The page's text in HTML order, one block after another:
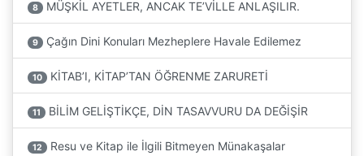
8 MÜŞKİL AYETLER, ANCAK TE’VİLLE ANLAŞILIR.
9 Çağın Dini Konuları Mezheplere Havale Edilemez
10 KİTAB’I, KİTAP’TAN ÖĞRENME ZARURETİ
11 BİLİM GELİŞTİKÇE, DİN TASAVVURU DA DEĞİŞİR
12 Resu ve Kitap ile İlgili Bitmeyen Münakaşalar